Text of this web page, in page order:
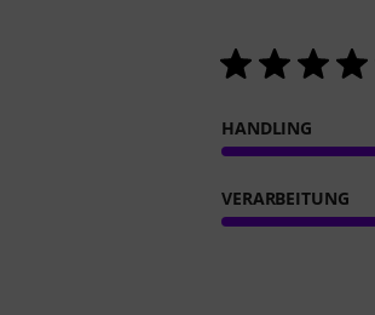
HANDLING
VERARBEITUNG